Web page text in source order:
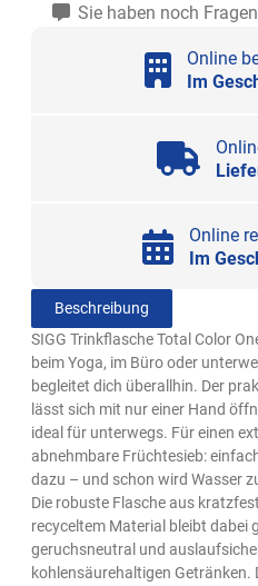
Sie haben noch
Online
Im
Online
Im
Beschreibung
SIGG Trinkflasche Total Color
beim Yoga, im Büro oder
begleitet dich überallhin. Der
lässt sich mit nur einer Hand
ideal für unterwegs. Für einen
abnehmbare Früchtesieb:
dazu – und schon wird Wasser
Die robuste Flasche aus
recyceltem Material bleibt dabei
geruchsneutral und
kohlensäurehaltigen